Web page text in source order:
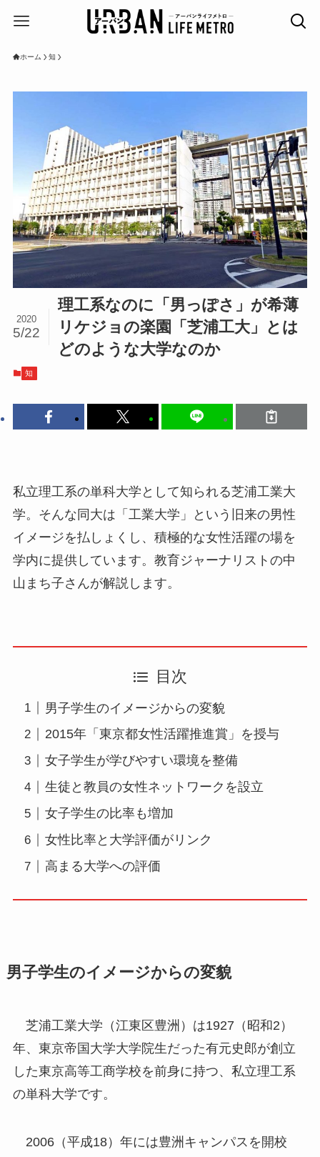
ホーム 知
理工系なのに「男っぽさ」が希薄
リケジョの楽園「芝浦工大」とは
どのような大学なのか
2020
5/22
知
私立理工系の単科大学として知られる芝浦工業大
学。そんな同大は「工業大学」という旧来の男性
イメージを払しょくし、積極的な女性活躍の場を
学内に提供しています。教育ジャーナリストの中
山まち子さんが解説します。
目次
男子学生のイメージからの変貌
2015年「東京都女性活躍推進賞」を授与
女子学生が学びやすい環境を整備
生徒と教員の女性ネットワークを設立
女子学生の比率も増加
女性比率と大学評価がリンク
高まる大学への評価
男子学生のイメージからの変貌
芝浦工業大学（江東区豊洲）は1927（昭和2）
年、東京帝国大学大学院生だった有元史郎が創立
した東京高等工商学校を前身に持つ、私立理工系
の単科大学です。
2006（平成18）年には豊洲キャンパスを開校